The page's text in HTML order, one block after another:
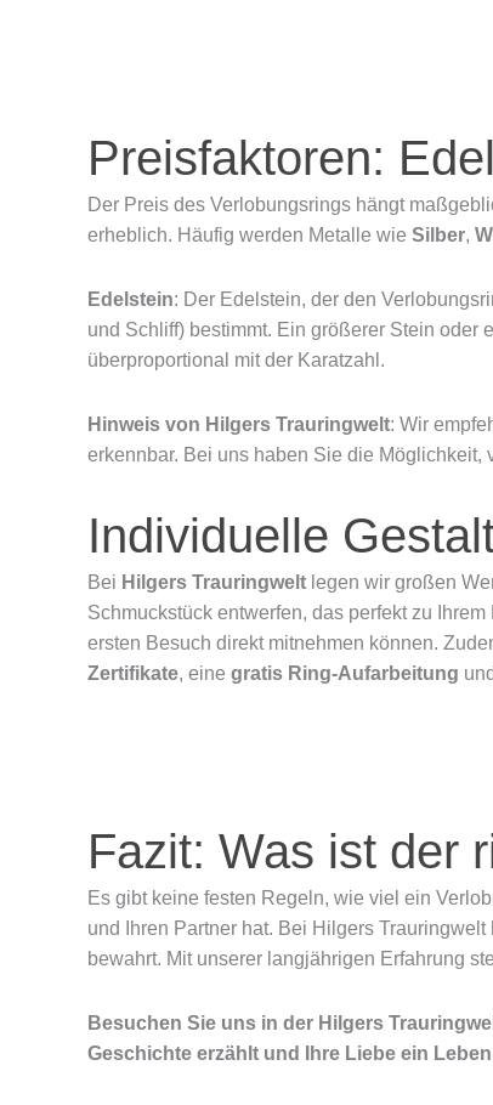
Preisfaktoren:
Der Preis des Verlobungsrings hängt
erheblich. Häufig werden Metalle wie Silber,
Edelstein: Der Edelstein, der den
und Schliff) bestimmt. Ein größerer Stein oder
überproportional mit der Karatzahl.
Hinweis von Hilgers Trauringwelt: Wir
erkennbar. Bei uns haben Sie die
Individuelle
Bei Hilgers Trauringwelt legen wir großen
Schmuckstück entwerfen, das perfekt zu
ersten Besuch direkt mitnehmen können.
Zertifikate, eine gratis Ring-Aufarbeitung
Fazit: Was ist der
Es gibt keine festen Regeln, wie viel ein
und Ihren Partner hat. Bei Hilgers
bewahrt. Mit unserer langjährigen Erfahrung
Besuchen Sie uns in der Hilgers
Geschichte erzählt und Ihre Liebe ein